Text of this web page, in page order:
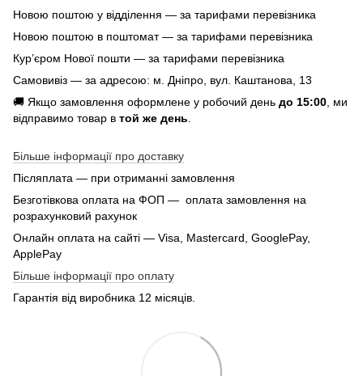
Новою поштою у відділення — за тарифами перевізника
Новою поштою в поштомат — за тарифами перевізника
Кур’єром Нової пошти — за тарифами перевізника
Самовивіз — за адресою: м. Дніпро, вул. Каштанова, 13
🚚 Якщо замовлення оформлене у робочий день до 15:00 , ми
відправимо товар в той же день
Більше інформації про доставку
Післяплата — при отриманні замовлення
Безготівкова оплата на ФОП — оплата замовлення на
розрахунковий рахунок
Онлайн оплата на сайті — Visa, Mastercard, GooglePay,
ApplePay
Більше інформації про оплату
Гарантія від виробника 12 місяців.